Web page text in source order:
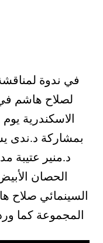
في ندوة
لصلاح هاشم
بمشاركة د.ندى
د.منير عتيبة
الحصان
السينمائي
المجموعة كما